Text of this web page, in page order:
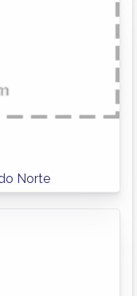
Norte